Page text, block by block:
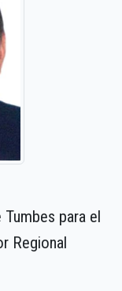
para el
Regional